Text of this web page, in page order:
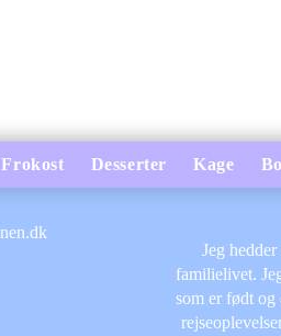
Frokost Desserter Kage
Jeg
familielivet.
som er født